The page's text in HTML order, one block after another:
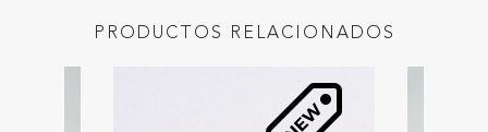
PRODUCTOS RELACIONADOS